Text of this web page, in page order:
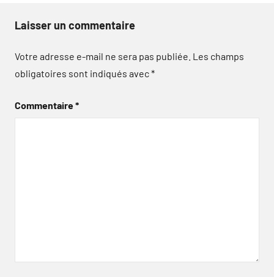
Laisser un commentaire
Votre adresse e-mail ne sera pas publiée. Les champs
obligatoires sont indiqués avec*
Commentaire*